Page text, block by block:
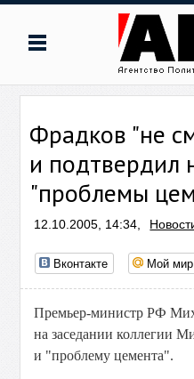
Фрадков "не
и подтвердил
"проблемы
12.10.2005, 14:34,
Вконтакте Мой мир
Премьер-министр РФ
на заседании коллегии
и "проблему цемента".